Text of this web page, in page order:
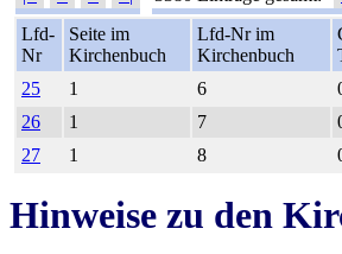
Lfd-
Nr
Seite im
Kirchenbuch
Lfd-Nr im
Kirchenbuch
25
1 6
26
1 7
27
1 8
Hinweise zu den